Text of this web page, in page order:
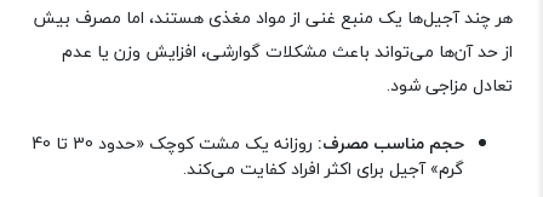
هر چند آجیل‌ها یک منبع غنی از مواد مغذی هستند، اما مصرف بیش
‌از حد آن‌ها می‌تواند باعث مشکلات گوارشی، افزایش وزن یا عدم
تعادل مزاجی شود.
حجم مناسب مصرف:
روزانه یک مشت کوچک «حدود 30 تا 40
گرم» آجیل برای اکثر افراد کفایت می‌کند.